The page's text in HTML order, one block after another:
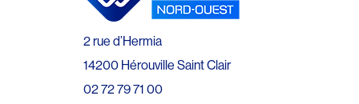
2 rue d’Hermia
14200 Hérouville Saint Clair
02 72 79 71 00